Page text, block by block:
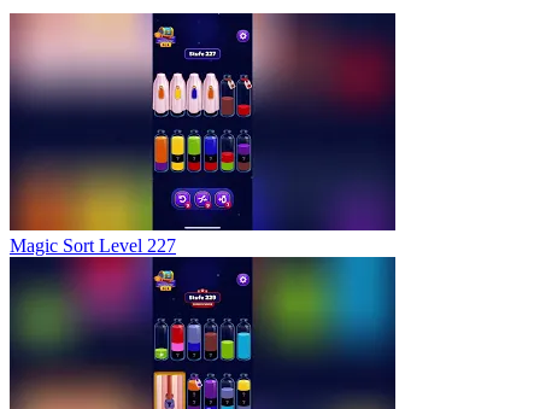
Magic Sort Level 227